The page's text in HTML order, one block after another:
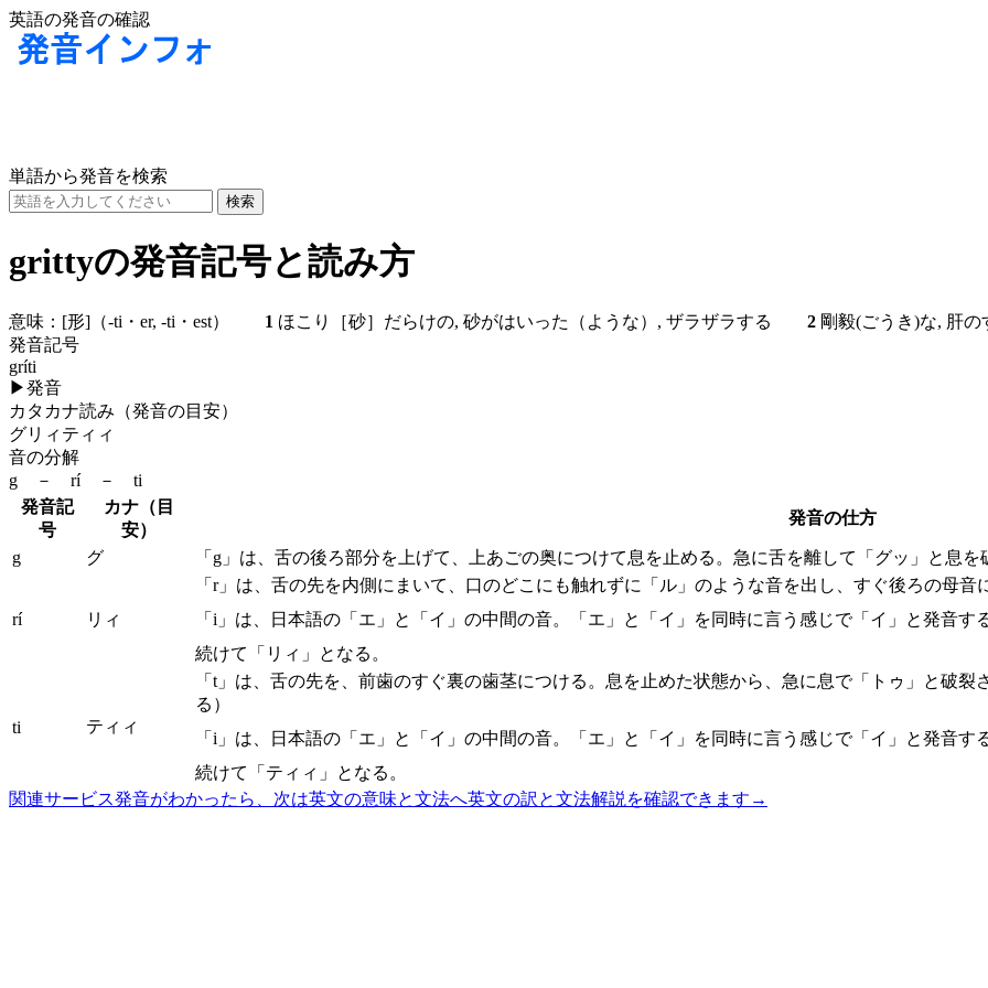
英語の発音の確認
単語から発音を検索
grittyの発音記号と読み方
意味： [形] （-ti・er, -ti・est） 1 ほこり［砂］だらけの, 砂がはいった（ような）, ザラザラする 2 剛毅(ごうき)な, 肝
発音記号
gríti
▶発音
カタカナ読み（発音の目安）
グリィティィ
音の分解
g － rí － ti
発音記
号
カナ（目
安）
発音の仕方
g グ 「g」は、舌の後ろ部分を上げて、上あごの奥につけて息を止める。急に舌を離して「グッ」と息
rí リィ
「r」は、舌の先を内側にまいて、口のどこにも触れずに「ル」のような音を出し、すぐ後ろの母音
「i」は、日本語の「エ」と「イ」の中間の音。「エ」と「イ」を同時に言う感じで「イ」と発音する
続けて「リィ」となる。
ti ティィ
「t」は、舌の先を、前歯のすぐ裏の歯茎につける。息を止めた状態から、急に息で「トゥ」と破
る）
「i」は、日本語の「エ」と「イ」の中間の音。「エ」と「イ」を同時に言う感じで「イ」と発音する
続けて「ティィ」となる。
関連サービス発音がわかったら、次は英文の意味と文法へ英文の訳と文法解説を確認できます →